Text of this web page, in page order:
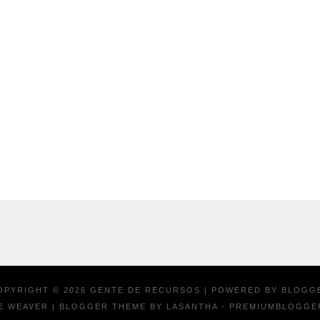
© 2026 GENTE DE RECURSOS | POWERED BY
WEAVER
| BLOGGER THEME BY LASANTHA -